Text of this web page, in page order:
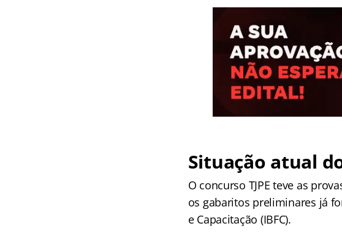
Situação atual
O concurso TJPE teve as
os gabaritos preliminares já
e Capacitação (IBFC).